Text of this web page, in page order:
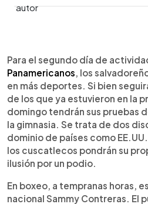
► Escuchar artículo
Para el segundo día de
Panamericanos , los
en más deportes. Si bien
de los que ya estuvieron en la
domingo tendrán sus pruebas
la gimnasia. Se trata de dos
dominio de países como
los cuscatlecos pondrán su
ilusión por un podio.
En boxeo, a tempranas horas,
nacional Sammy Contreras. El